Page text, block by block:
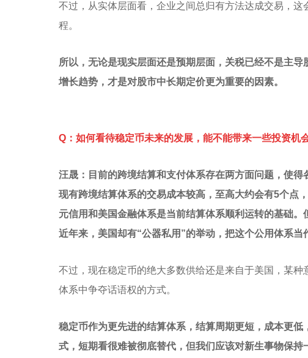
不过，从实体层面看，企业之间总归有方法达成交易，
程。
所以，无论是现实层面还是预期层面，关税已经不是主
增长趋势，才是对股市中长期定价更为重要的因素。
Q：如何看待稳定币未来的发展，能不能带来一些投资机
汪晟：目前的跨境结算和支付体系存在两方面问题，使
现有跨境结算体系的交易成本较高，至高大约会有5个点
元信用和美国金融体系是当前结算体系顺利运转的基础
近年来，美国却有“公器私用”的举动，把这个公用体系
不过，现在稳定币的绝大多数供给还是来自于美国，某
体系中争夺话语权的方式。
稳定币作为更先进的结算体系，结算周期更短，成本更
式，短期看很难被彻底替代，但我们应该对新生事物保持